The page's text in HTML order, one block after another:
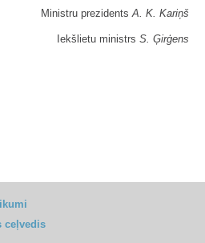
Ministru prezidentsA. K. Kariņš
Iekšlietu ministrs S. Ģirģens
ceļvedis